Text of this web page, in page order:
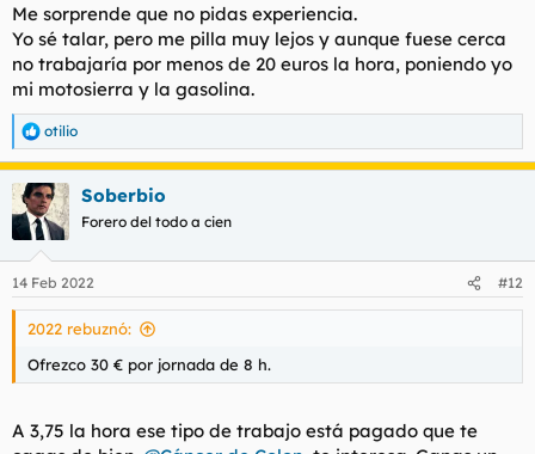
Me sorprende que no pidas experiencia.
Yo sé talar, pero me pilla muy lejos y aunque fuese cerca
no trabajaría por menos de 20 euros la hora, poniendo yo
mi motosierra y la gasolina.
R
e
a
c
c
i
e
s
otilio
Soberbio
Forero del todo a cien
14 Feb 2022 #12
2022 rebuznó:
Ofrezco 30 € por jornada de 8 h.
A 3,75 la hora ese tipo de trabajo está pagado que te